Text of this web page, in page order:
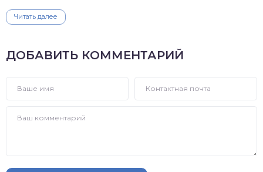
Читать далее
ДОБАВИТЬ КОММЕНТАРИЙ